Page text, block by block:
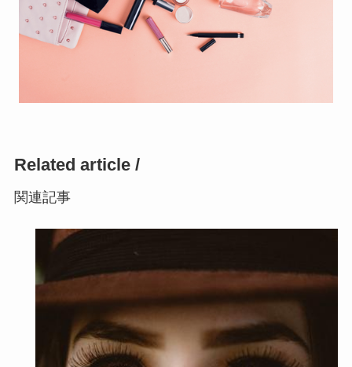
Related article /
関連記事